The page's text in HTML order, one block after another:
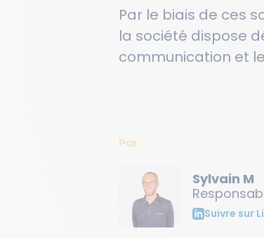
Par le biais de ces
la société dispose
communication et
Par
Sylvain M
Suivre sur